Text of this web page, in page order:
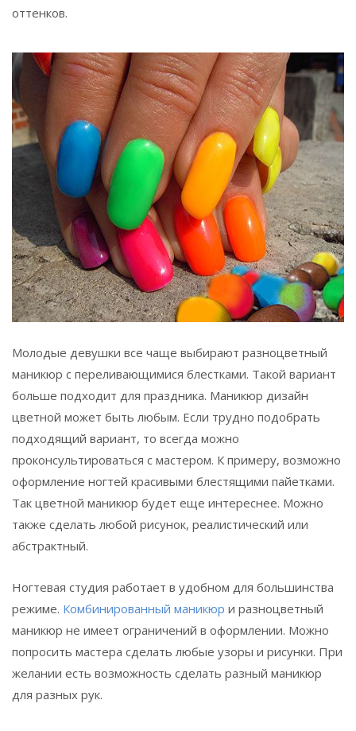
оттенков.
Молодые девушки все чаще выбирают разноцветный
маникюр с переливающимися блестками. Такой вариант
больше подходит для праздника. Маникюр дизайн
цветной может быть любым. Если трудно подобрать
подходящий вариант, то всегда можно
проконсультироваться с мастером. К примеру, возможно
оформление ногтей красивыми блестящими пайетками.
Так цветной маникюр будет еще интереснее. Можно
также сделать любой рисунок, реалистический или
абстрактный.
Ногтевая студия работает в удобном для большинства
режиме. Комбинированный маникюр и разноцветный
маникюр не имеет ограничений в оформлении. Можно
попросить мастера сделать любые узоры и рисунки. При
желании есть возможность сделать разный маникюр
для разных рук.